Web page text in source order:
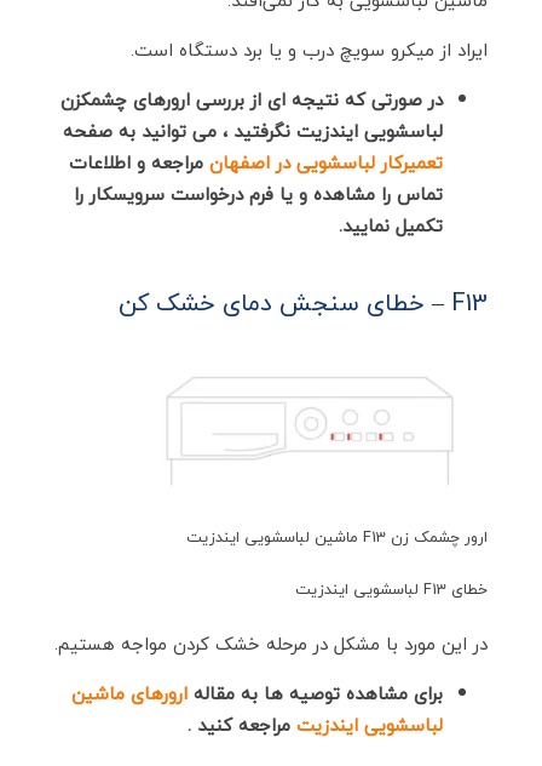
ایراد از میکرو سویچ درب و یا برد دستگاه است.
در صورتی که نتیجه ای از بررسی ارورهای چشمکزن
لباسشویی ایندزیت نگرفتید ، می توانید به صفحه
تعمیرکار لباسشویی در اصفهانمراجعه و اطلاعات
تماس را مشاهده و یا فرم درخواست سرویسکار را
تکمیل نمایید.
F13 – خطای سنجش دمای خشک کن
ارور چشمک زن F13 ماشین لباسشویی ایندزیت
خطای F13 لباسشویی ایندزیت
در این مورد با مشکل در مرحله خشک کردن مواجه هستیم.
برای مشاهده توصیه ها به مقالهارورهای ماشین
لباسشویی ایندزیتمراجعه کنید .